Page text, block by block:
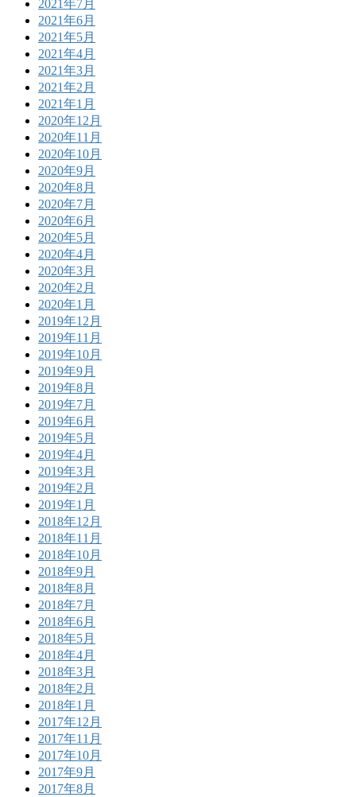
2021年7月
2021年6月
2021年5月
2021年4月
2021年3月
2021年2月
2021年1月
2020年12月
2020年11月
2020年10月
2020年9月
2020年8月
2020年7月
2020年6月
2020年5月
2020年4月
2020年3月
2020年2月
2020年1月
2019年12月
2019年11月
2019年10月
2019年9月
2019年8月
2019年7月
2019年6月
2019年5月
2019年4月
2019年3月
2019年2月
2019年1月
2018年12月
2018年11月
2018年10月
2018年9月
2018年8月
2018年7月
2018年6月
2018年5月
2018年4月
2018年3月
2018年2月
2018年1月
2017年12月
2017年11月
2017年10月
2017年9月
2017年8月